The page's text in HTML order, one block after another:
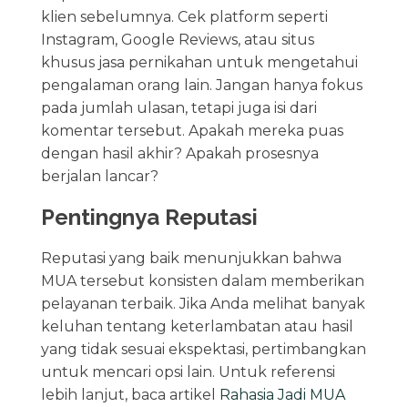
klien sebelumnya. Cek platform seperti
Instagram, Google Reviews, atau situs
khusus jasa pernikahan untuk mengetahui
pengalaman orang lain. Jangan hanya fokus
pada jumlah ulasan, tetapi juga isi dari
komentar tersebut. Apakah mereka puas
dengan hasil akhir? Apakah prosesnya
berjalan lancar?
Pentingnya Reputasi
Reputasi yang baik menunjukkan bahwa
MUA tersebut konsisten dalam memberikan
pelayanan terbaik. Jika Anda melihat banyak
keluhan tentang keterlambatan atau hasil
yang tidak sesuai ekspektasi, pertimbangkan
untuk mencari opsi lain. Untuk referensi
lebih lanjut, baca artikel Rahasia Jadi MUA